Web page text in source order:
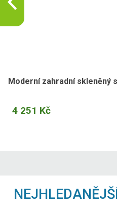
Moderní zahradní skleněný
4 251 Kč